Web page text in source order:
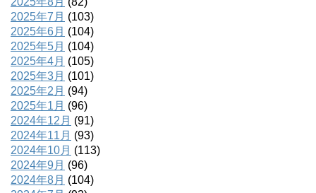
2025年7月 (103)
2025年6月 (104)
2025年5月 (104)
2025年4月 (105)
2025年3月 (101)
2025年2月 (94)
2025年1月 (96)
2024年12月 (91)
2024年11月 (93)
2024年10月 (113)
2024年9月 (96)
2024年8月 (104)